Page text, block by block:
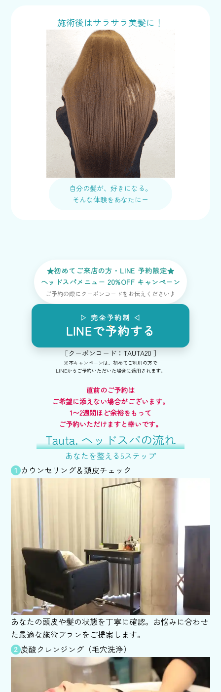
施術後はサラサラ美髪に！
自分の髪が、好きになる。
そんな体験をあなたにー
★初めてご来店の方・LINE 予約限定★
ヘッドスパメニュー 20%OFF キャンペーン
ご予約の際にクーポンコードをお伝えください♪
▷ 完全予約制 ◁
LINEで予約する
［クーポンコード：TAUTA20 ］
※本キャンペーンは、初めてご利用の方で
LINEからご予約いただいた場合に適用されます。
直前のご予約は
ご希望に添えない場合がございます。
1〜2週間ほど余裕をもって
ご予約いただけますと幸いです。
Tauta. ヘッドスパの流れ
あなたを整える5ステップ
カウンセリング＆頭皮チェック
あなたの頭皮や髪の状態を丁寧に確認。お悩みに合わせ
た最適な施術プランをご提案します。
炭酸クレンジング（毛穴洗浄）